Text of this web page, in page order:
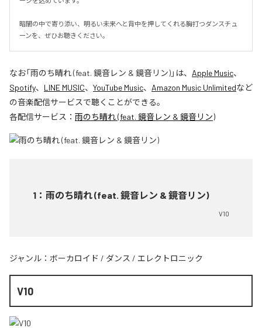
暗闇の中で寄り添い、明るい未来へと背中を押してくれる胸打つダンスチュ
ーンを、ぜひお聴きください。
なお「雨のち晴れ (feat. 鏡音レン & 鏡音リン)」は、 Apple Music、
Spotify、 LINE MUSIC、 YouTube Music、 Amazon Music Unlimitedなど
の音楽配信サービスで聴くことができる。
各配信サービス： 雨のち晴れ (feat. 鏡音レン & 鏡音リン)
1 ： 雨のち晴れ (feat. 鏡音レン & 鏡音リン)
V10
ジャンル： ボーカロイド / ダンス / エレクトロニック
V10